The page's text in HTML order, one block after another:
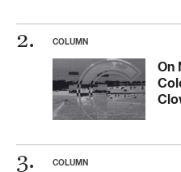
COLUMN
On
COLUMN